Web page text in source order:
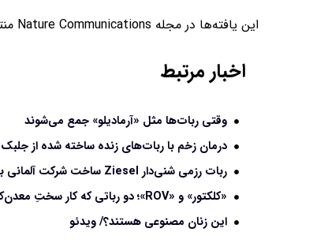
این یافته‌ها در مجله Nature Communications منتشر شده است.
اخبار مرتبط
وقتی ربات‌ها مثل «آرمادیلو» جمع می‌شوند
درمان زخم با ربات‌های زنده ساخته شده از جلبک
ربات رزمی شنی‌دار Ziesel ساخت شرکت آلمانی با موفقیت موشک ضدتانک شلیک کرد
«کلکتور» و «ROV»؛ دو رباتی که کار سختِ معدن‌کاران و غواصان را انجام می‌دهند
این زنان مصنوعی هستند؟/ ویدئو